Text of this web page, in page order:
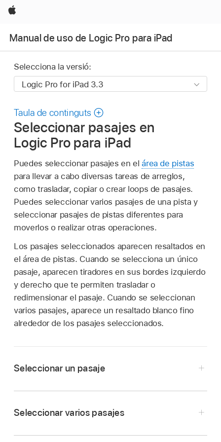
Apple
Manual de uso de Logic Pro para iPad
Selecciona la versió:
Taula de continguts
Seleccionar pasajes en
Logic Pro para iPad
Puedes seleccionar pasajes en elárea de pistas
para llevar a cabo diversas tareas de arreglos,
como trasladar, copiar o crear loops de pasajes.
Puedes seleccionar varios pasajes de una pista y
seleccionar pasajes de pistas diferentes para
moverlos o realizar otras operaciones.
Los pasajes seleccionados aparecen resaltados en
el área de pistas. Cuando se selecciona un único
pasaje, aparecen tiradores en sus bordes izquierdo
y derecho que te permiten trasladar o
redimensionar el pasaje. Cuando se seleccionan
varios pasajes, aparece un resaltado blanco fino
alrededor de los pasajes seleccionados.
Seleccionar un pasaje
Seleccionar varios pasajes